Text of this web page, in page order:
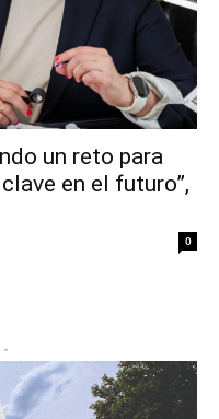
un reto para
en el futuro”,
0
-